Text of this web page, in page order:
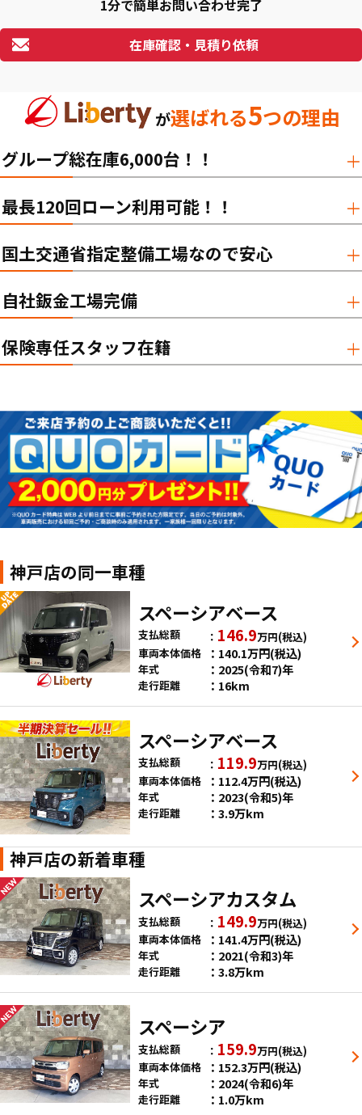
1分で簡単お問い合わせ完了
在庫確認・見積り依頼
が選ばれる5つの理由
グループ総在庫6,000台！！
最長120回ローン利用可能！！
国土交通省指定整備工場なので安心
自社鈑金工場完備
保険専任スタッフ在籍
神戸店の同一車種
スペーシアベース
支払総額 146.9万円(税込)
車両本体価格
140.1万円(税込)
年式 2025(令和7)年
走行距離 16km
スペーシアベース
支払総額 119.9万円(税込)
車両本体価格
112.4万円(税込)
年式 2023(令和5)年
走行距離 3.9万km
神戸店の新着車種
スペーシアカスタム
支払総額 149.9万円(税込)
車両本体価格
141.4万円(税込)
年式 2021(令和3)年
走行距離 3.8万km
スペーシア
支払総額 159.9万円(税込)
車両本体価格
152.3万円(税込)
年式 2024(令和6)年
走行距離 1.0万km